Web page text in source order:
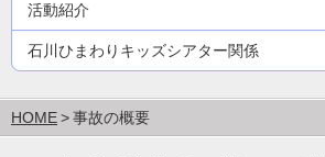
活動紹介
石川ひまわりキッズシアター関係
HOME 事故の概要